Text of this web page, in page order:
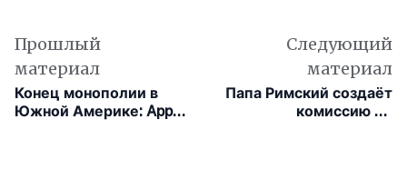
Прошлый
материал
Конец монополии в
Южной Америке: Apple
Следующий
материал
Папа Римский создаёт
комиссию по